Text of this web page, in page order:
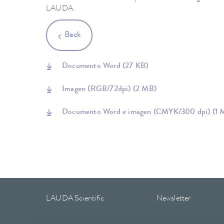
LAUDA.
Back
Documento Word (27 KB)
Imagen (RGB/72dpi) (2 MB)
Documento Word e imagen (CMYK/300 dpi) (1
LAUDA Scientific Newsletter